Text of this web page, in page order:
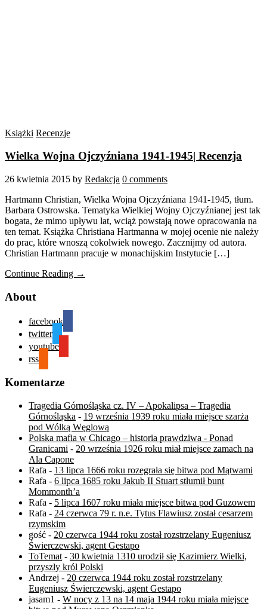
Książki Recenzje
Wielka Wojna Ojczyźniana 1941-1945| Recenzja
26 kwietnia 2015 by Redakcja 0 comments
Hartmann Christian, Wielka Wojna Ojczyźniana 1941-1945, tłum.
Barbara Ostrowska. Tematyka Wielkiej Wojny Ojczyźnianej jest tak
bogata, że mimo upływu lat, wciąż powstają nowe opracowania na
ten temat. Książka Christiana Hartmanna w mojej ocenie nie należy
do prac, które wnoszą cokolwiek nowego. Zacznijmy od autora.
Christian Hartmann pracuje w monachijskim Instytucie […]
Continue Reading →
About
facebook
twitter
youtube
rss
Komentarze
Tragedia Górnośląska cz. IV – Apokalipsa – Tragedia
Górnośląska - 19 września 1939 roku miała miejsce szarża
pod Wólką Węglową
Polska mafia w Chicago – historia prawdziwa - Ponad
Granicami - 20 września 1926 roku miał miejsce zamach na
Ala Capone
Rafa - 13 lipca 1666 roku rozegrała się bitwa pod Mątwami
Rafa - 6 lipca 1685 roku Jakub II Stuart stłumił bunt
Mommonth’a
Rafa - 5 lipca 1607 roku miała miejsce bitwa pod Guzowem
Rafa - 24 czerwca 79 r. n.e. Tytus Flawiusz został cesarzem
rzymskim
gość - 20 czerwca 1944 roku został rozstrzelany Eugeniusz
Świerczewski, agent Gestapo
ToTemat - 30 kwietnia 1310 urodził się Kazimierz Wielki,
przyszły król Polski
Andrzej - 20 czerwca 1944 roku został rozstrzelany
Eugeniusz Świerczewski, agent Gestapo
jasam1 - W nocy z 13 na 14 maja 1944 roku miała miejsce